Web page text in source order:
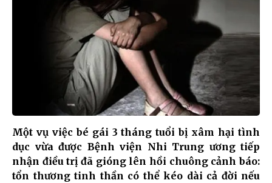
Một vụ việc bé gái 3 tháng tuổi bị xâm hại tình
dục vừa được Bệnh viện Nhi Trung ương tiếp
nhận điều trị đã gióng lên hồi chuông cảnh báo:
tổn thương tinh thần có thể kéo dài cả đời nếu